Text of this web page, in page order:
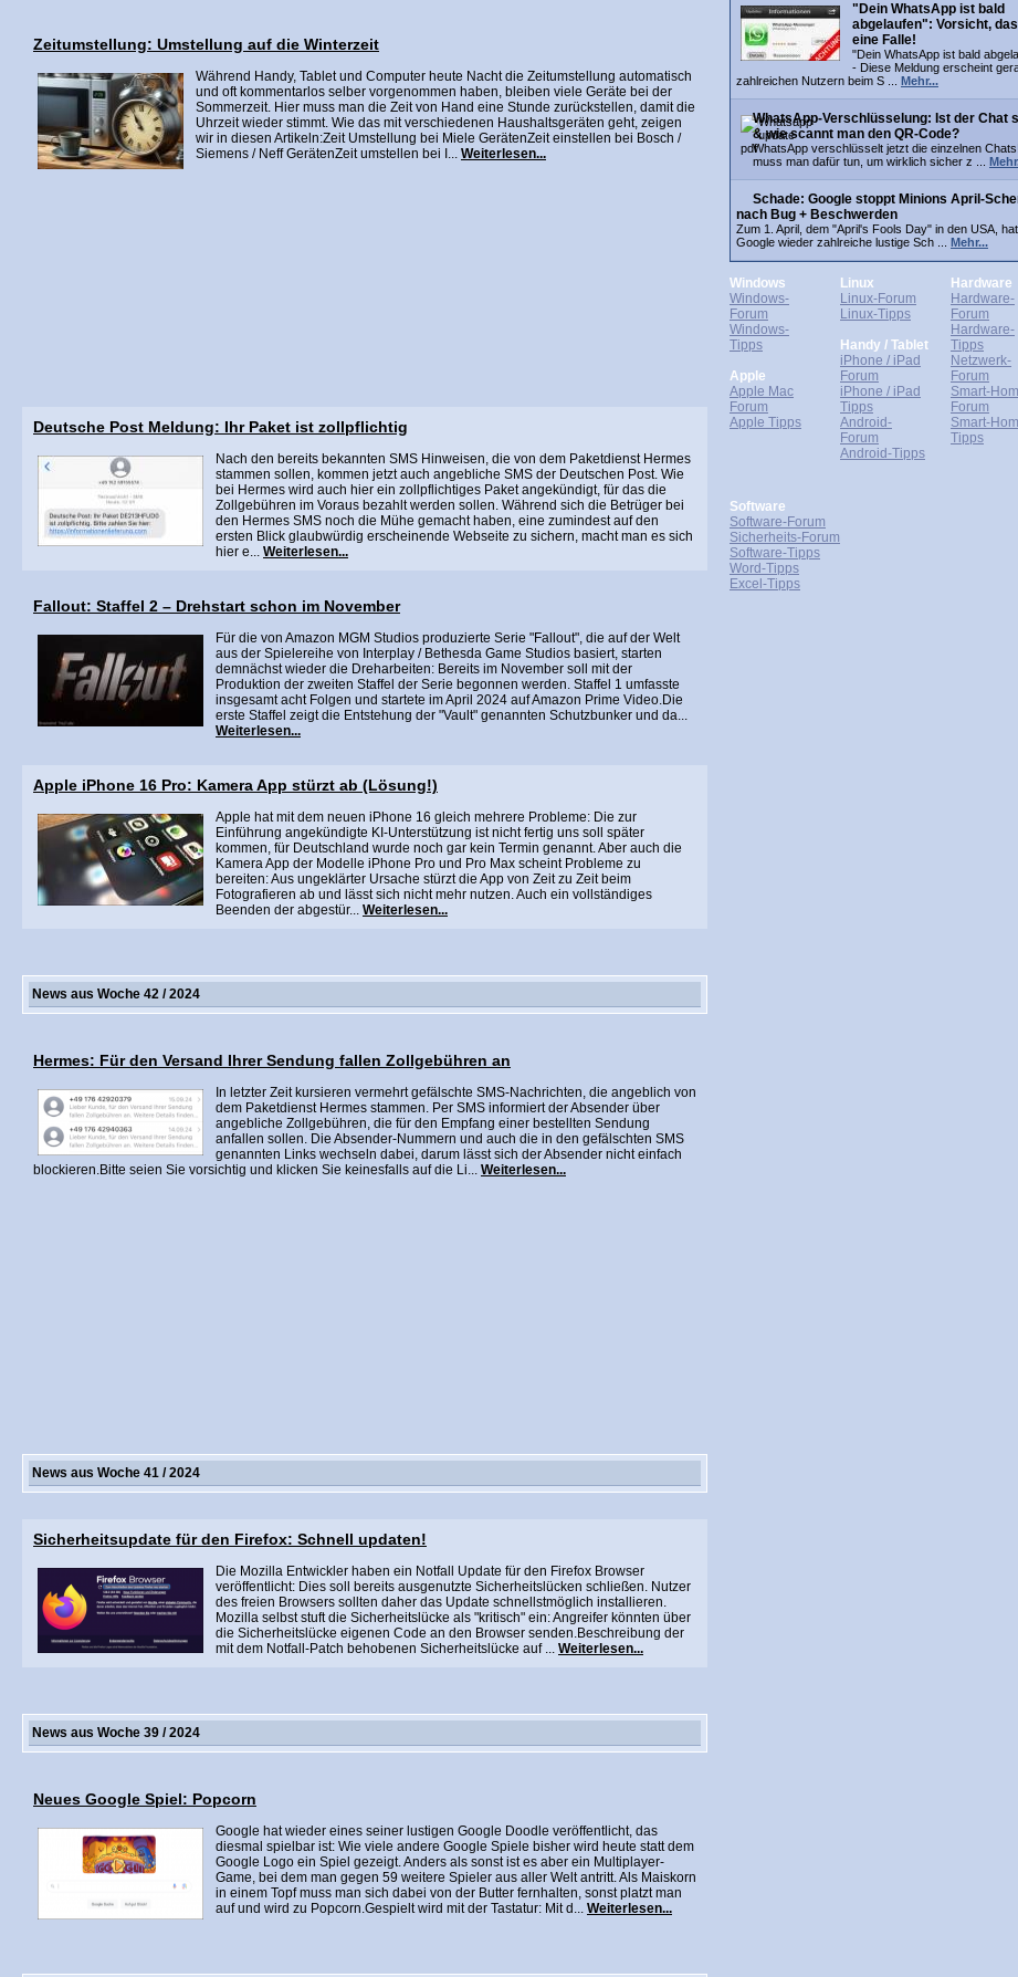
Zeitumstellung: Umstellung auf die Winterzeit
Während Handy, Tablet und Computer heute Nacht die Zeitumstellung automatisch
und oft kommentarlos selber vorgenommen haben, bleiben viele Geräte bei der
Sommerzeit. Hier muss man die Zeit von Hand eine Stunde zurückstellen, damit die
Uhrzeit wieder stimmt. Wie das mit verschiedenen Haushaltsgeräten geht, zeigen
wir in diesen Artikeln:Zeit Umstellung bei Miele GerätenZeit einstellen bei Bosch /
Siemens / Neff GerätenZeit umstellen bei I... Weiterlesen...
Deutsche Post Meldung: Ihr Paket ist zollpflichtig
Nach den bereits bekannten SMS Hinweisen, die von dem Paketdienst Hermes
stammen sollen, kommen jetzt auch angebliche SMS der Deutschen Post. Wie
bei Hermes wird auch hier ein zollpflichtiges Paket angekündigt, für das die
Zollgebühren im Voraus bezahlt werden sollen. Während sich die Betrüger bei
den Hermes SMS noch die Mühe gemacht haben, eine zumindest auf den
ersten Blick glaubwürdig erscheinende Webseite zu sichern, macht man es sich
hier e... Weiterlesen...
Fallout: Staffel 2 – Drehstart schon im November
Für die von Amazon MGM Studios produzierte Serie "Fallout", die auf der Welt
aus der Spielereihe von Interplay / Bethesda Game Studios basiert, starten
demnächst wieder die Dreharbeiten: Bereits im November soll mit der
Produktion der zweiten Staffel der Serie begonnen werden. Staffel 1 umfasste
insgesamt acht Folgen und startete im April 2024 auf Amazon Prime Video.Die
erste Staffel zeigt die Entstehung der "Vault" genannten Schutzbunker und da...
Weiterlesen...
Apple iPhone 16 Pro: Kamera App stürzt ab (Lösung!)
Apple hat mit dem neuen iPhone 16 gleich mehrere Probleme: Die zur
Einführung angekündigte KI-Unterstützung ist nicht fertig uns soll später
kommen, für Deutschland wurde noch gar kein Termin genannt. Aber auch die
Kamera App der Modelle iPhone Pro und Pro Max scheint Probleme zu
bereiten: Aus ungeklärter Ursache stürzt die App von Zeit zu Zeit beim
Fotografieren ab und lässt sich nicht mehr nutzen. Auch ein vollständiges
Beenden der abgestür... Weiterlesen...
News aus Woche 42 / 2024
Hermes: Für den Versand Ihrer Sendung fallen Zollgebühren an
In letzter Zeit kursieren vermehrt gefälschte SMS-Nachrichten, die angeblich von
dem Paketdienst Hermes stammen. Per SMS informiert der Absender über
angebliche Zollgebühren, die für den Empfang einer bestellten Sendung
anfallen sollen. Die Absender-Nummern und auch die in den gefälschten SMS
genannten Links wechseln dabei, darum lässt sich der Absender nicht einfach
blockieren.Bitte seien Sie vorsichtig und klicken Sie keinesfalls auf die Li... Weiterlesen...
News aus Woche 41 / 2024
Sicherheitsupdate für den Firefox: Schnell updaten!
Die Mozilla Entwickler haben ein Notfall Update für den Firefox Browser
veröffentlicht: Dies soll bereits ausgenutzte Sicherheitslücken schließen. Nutzer
des freien Browsers sollten daher das Update schnellstmöglich installieren.
Mozilla selbst stuft die Sicherheitslücke als "kritisch" ein: Angreifer könnten über
die Sicherheitslücke eigenen Code an den Browser senden.Beschreibung der
mit dem Notfall-Patch behobenen Sicherheitslücke auf ... Weiterlesen...
News aus Woche 39 / 2024
Neues Google Spiel: Popcorn
Google hat wieder eines seiner lustigen Google Doodle veröffentlicht, das
diesmal spielbar ist: Wie viele andere Google Spiele bisher wird heute statt dem
Google Logo ein Spiel gezeigt. Anders als sonst ist es aber ein Multiplayer-
Game, bei dem man gegen 59 weitere Spieler aus aller Welt antritt. Als Maiskorn
in einem Topf muss man sich dabei von der Butter fernhalten, sonst platzt man
auf und wird zu Popcorn.Gespielt wird mit der Tastatur: Mit d... Weiterlesen...
"Dein WhatsApp ist bald
abgelaufen": Vorsicht,
eine Falle!
"Dein WhatsApp ist bald
- Diese Meldung erscheint
zahlreichen Nutzern beim S ... Mehr...
WhatsApp-Verschlüsselung: Ist der Chat
& wie scannt man den QR-Code?
WhatsApp verschlüsselt jetzt die einzelnen
muss man dafür tun, um wirklich sicher z ...
Schade: Google stoppt Minions April-
nach Bug + Beschwerden
Zum 1. April, dem "April's Fools Day" in den USA,
Google wieder zahlreiche lustige Sch ... Mehr...
Windows
Windows-
Forum
Windows-
Tipps
Apple
Apple Mac
Forum
Apple Tipps
Linux
Linux-Forum
Linux-Tipps
Handy / Tablet
iPhone / iPad
Forum
iPhone / iPad
Tipps
Android-
Forum
Android-Tipps
Hardware
Hardware-
Forum
Hardware-
Tipps
Netzwerk-
Forum
Smart-
Forum
Smart-
Tipps
Software
Software-Forum
Sicherheits-Forum
Software-Tipps
Word-Tipps
Excel-Tipps